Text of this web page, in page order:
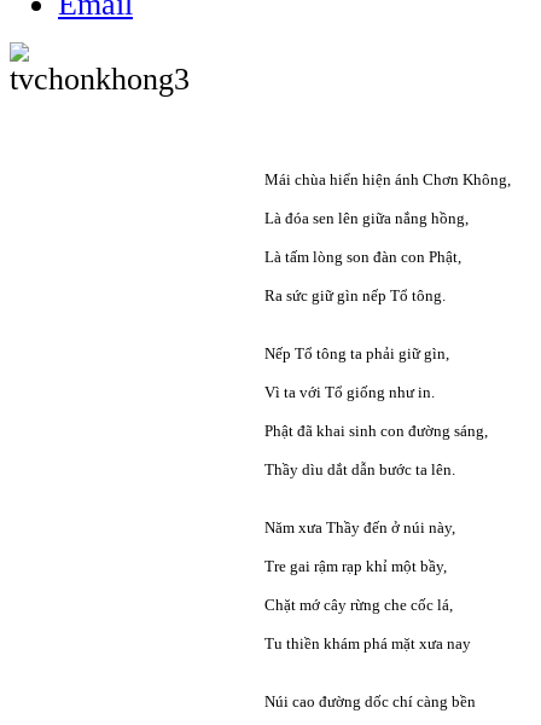
Mái chùa hiển hiện ánh Chơn Không,
Là đóa sen lên giữa nắng hồng,
Là tấm lòng son đàn con Phật,
Ra sức giữ gìn nếp Tổ tông.
Nếp Tổ tông ta phải giữ gìn,
Vì ta với Tổ giống như in.
Phật đã khai sinh con đường sáng,
Thầy dìu dắt dẫn bước ta lên.
Năm xưa Thầy đến ở núi này,
Tre gai rậm rạp khỉ một bầy,
Chặt mớ cây rừng che cốc lá,
Tu thiền khám phá mặt xưa nay
Núi cao đường dốc chí càng bền